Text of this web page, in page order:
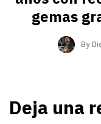
gemas
By
Deja una